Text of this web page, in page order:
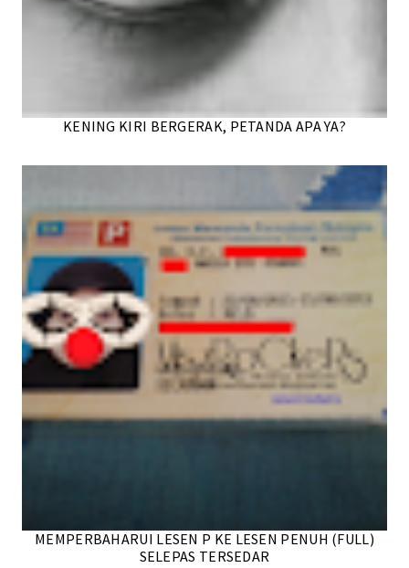
KENING KIRI BERGERAK, PETANDA APA YA?
MEMPERBAHARUI LESEN P KE LESEN PENUH (FULL)
SELEPAS TERSEDAR